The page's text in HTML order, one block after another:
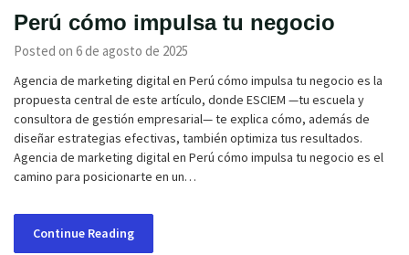
Perú cómo impulsa tu negocio
Posted on 6 de agosto de 2025
Agencia de marketing digital en Perú cómo impulsa tu negocio es la
propuesta central de este artículo, donde ESCIEM —tu escuela y
consultora de gestión empresarial— te explica cómo, además de
diseñar estrategias efectivas, también optimiza tus resultados.
Agencia de marketing digital en Perú cómo impulsa tu negocio es el
camino para posicionarte en un…
Continue Reading